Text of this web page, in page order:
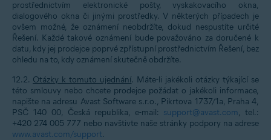
prostřednictvím elektronické pošty, vyskakovacího okna,
dialogového okna či jinými prostředky. V některých případech je
ovšem možné, že oznámení neobdržíte, dokud nespustíte určité
Řešení. Každé takové oznámení bude považováno za doručené k
datu, kdy jej prodejce poprvé zpřístupní prostřednictvím Řešení, bez
ohledu na to, kdy oznámení skutečně obdržíte.
12.2. Otázky k tomuto ujednání. Máte-li jakékoli otázky týkající se
této smlouvy nebo chcete prodejce požádat o jakékoli informace,
napište na adresu Avast Software s.r.o., Pikrtova 1737/1a, Praha 4,
PSČ 140 00, Česká republika, e-mail: support@avast.com, tel.:
+420 274 005 777 nebo navštivte naše stránky podpory na adrese
www.avast.com/support.